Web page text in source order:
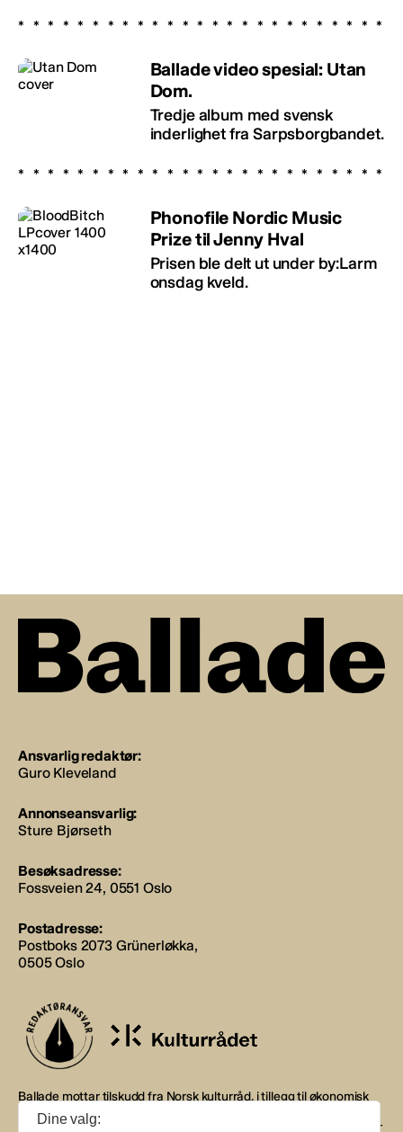
Ballade video spesial: Utan
Dom.
Tredje album med svensk
inderlighet fra Sarpsborgbandet.
Phonofile Nordic Music
Prize til Jenny Hval
Prisen ble delt ut under by:Larm
onsdag kveld.
Ansvarlig redaktør:
Guro Kleveland
Annonseansvarlig:
Sture Bjørseth
Besøksadresse:
Fossveien 24, 0551 Oslo
Postadresse:
Postboks 2073 Grünerløkka,
0505 Oslo
Ballade mottar tilskudd fra Norsk kulturråd, i tillegg til økonomisk
støtte fra eierne NOPA, Norsk komponistforening og
Musikkforleggerne. Ballade drives etter Redaktør- og Vær Varsom-
Dine valg: